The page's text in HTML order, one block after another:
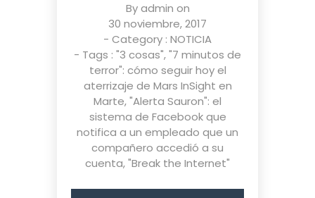
Byadmin on
30 noviembre, 2017
- Category : NOTICIA
- Tags : "3 cosas","7 minutos de
terror": cómo seguir hoy el
aterrizaje de Mars InSight en
Marte,"Alerta Sauron": el
sistema de Facebook que
notifica a un empleado que un
compañero accedió a su
cuenta,"Break the Internet"